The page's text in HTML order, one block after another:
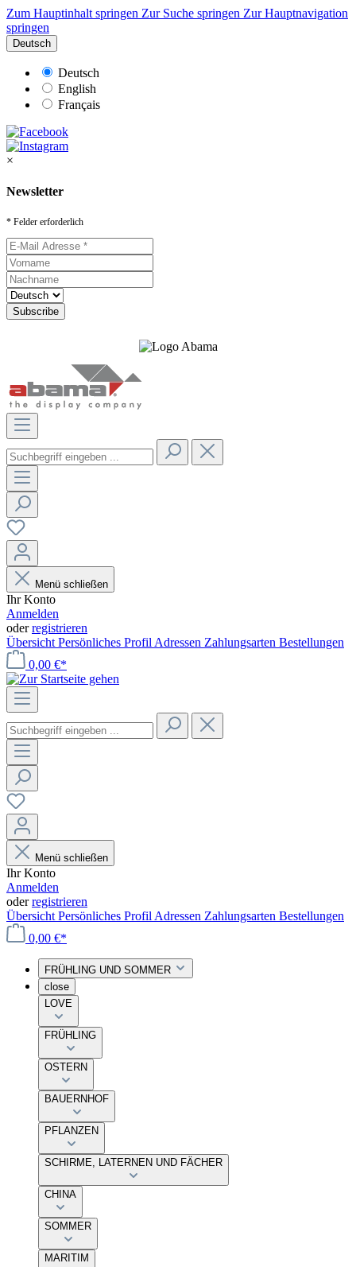
Zum Hauptinhalt springen Zur Suche springen Zur Hauptnavigation
springen
Deutsch
Deutsch
English
Français
×
Newsletter
* Felder erforderlich
Menü schließen
Ihr Konto
Anmelden
oderregistrieren
Übersicht Persönliches Profil Adressen Zahlungsarten Bestellungen
0,00 €*
Menü schließen
Ihr Konto
Anmelden
oderregistrieren
Übersicht Persönliches Profil Adressen Zahlungsarten Bestellungen
0,00 €*
FRÜHLING UND SOMMER
close
LOVE
FRÜHLING
OSTERN
BAUERNHOF
PFLANZEN
SCHIRME, LATERNEN UND FÄCHER
CHINA
SOMMER
MARITIM